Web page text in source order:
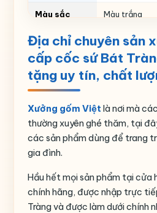
Màu sắc Màu trắng
Thể tích ml
Họa tiết In chữ
Nguồn gốc
Địa chỉ chuyên sản
cấp cốc sứ Bát
tặng uy tín, chất
Xưởng gốm Việt là nơi mà
thường xuyên ghé thăm, tại
các sản phẩm dùng để trang
gia đình.
Hầu hết mọi sản phẩm tại cửa
chính hãng, được nhập trực
Tràng và được làm dưới chính